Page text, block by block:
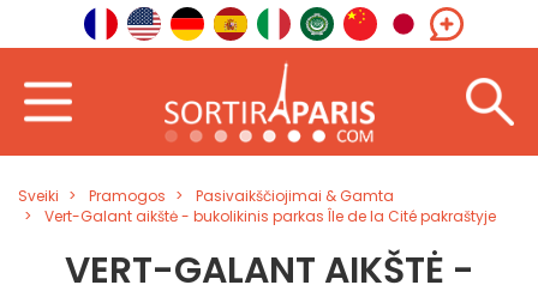
Sveiki Pramogos
Pasivaikščiojimai & Gamta
Vert-Galant aikštė - bukolikinis parkas Île de la Cité pakraštyje
VERT-GALANT AIKŠTĖ -